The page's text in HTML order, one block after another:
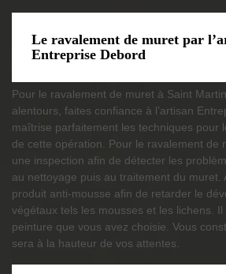
Le ravalement de muret par
Entreprise Debord
Pour le ravalement de muret à Saint
alentours, faites confiance à l’artisan
maîtrise parfaitement les techniques pour
de cette opération. Pour le ravalement de
une inspection afin de détecter les
au nettoyage puis au traitement du muret.
produit anti-mousse afin de retarder le
végétaux tels les mousses et les lichens.
peinture que vous avez choisie. Vous
sera à la hauteur de vos attentes.